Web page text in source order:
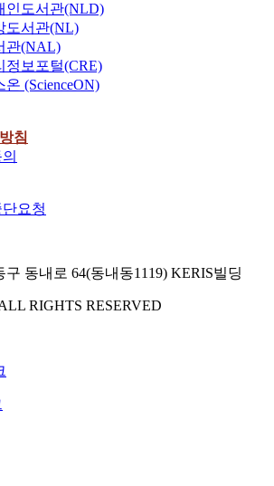
인도서관(NLD)
도서관(NL)
관(NAL)
정보포털(CRE)
(ScienceON)
침
요청
구 동내로 64(동내동1119) KERIS빌딩
RIGHTS RESERVED